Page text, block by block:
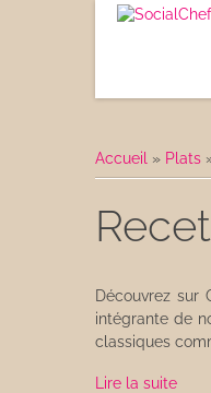
Accueil » Plats
Découvrez sur
intégrante de
classiques
Lire la suite